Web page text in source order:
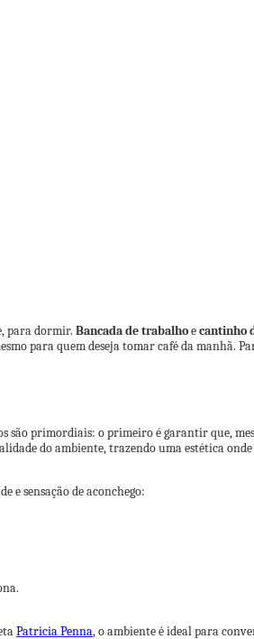
para dormir. Bancada de trabalhoecantinho
para quem deseja tomar café da manhã.
são primordiais: o primeiro é garantir que,
do ambiente, trazendo uma estética
e sensação de aconchego:
Patricia Penna, o ambiente é ideal para